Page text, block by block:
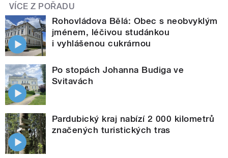
VÍCE Z POŘADU
Rohovládova Bělá: Obec s neobvyklým
jménem, léčivou studánkou
i vyhlášenou cukrárnou
Po stopách Johanna Budiga ve
Svitavách
Pardubický kraj nabízí 2 000 kilometrů
značených turistických tras